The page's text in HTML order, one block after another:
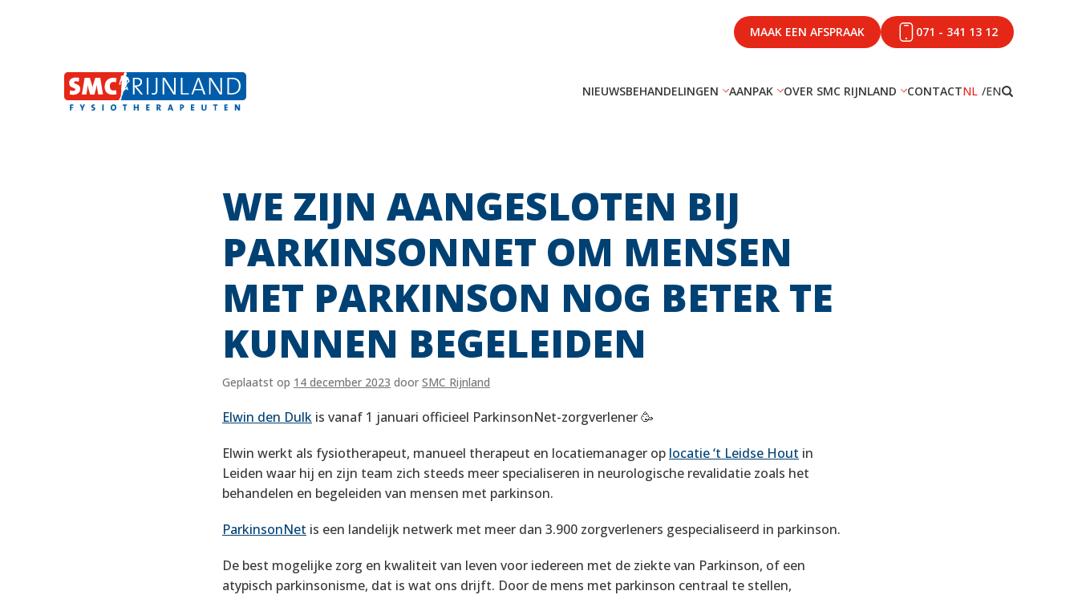
MAAK EEN AFSPRAAK 071 - 341 13 12
NL EN
NIEUWSBEHANDELINGEN AANPAK OVER SMC RIJNLAND CONTACT
WE ZIJN AANGESLOTEN BIJ
PARKINSONNET OM MENSEN
MET PARKINSON NOG BETER TE
KUNNEN BEGELEIDEN
Geplaatst op 14 december 2023 door SMC Rijnland
Elwin den Dulk is vanaf 1 januari officieel ParkinsonNet-zorgverlener 🥳
Elwin werkt als fysiotherapeut, manueel therapeut en locatiemanager op locatie ‘t Leidse Hout in
Leiden waar hij en zijn team zich steeds meer specialiseren in neurologische revalidatie zoals het
behandelen en begeleiden van mensen met parkinson.
ParkinsonNet is een landelijk netwerk met meer dan 3.900 zorgverleners gespecialiseerd in parkinson.
De best mogelijke zorg en kwaliteit van leven voor iedereen met de ziekte van Parkinson, of een
atypisch parkinsonisme, dat is wat ons drijft. Door de mens met parkinson centraal te stellen,